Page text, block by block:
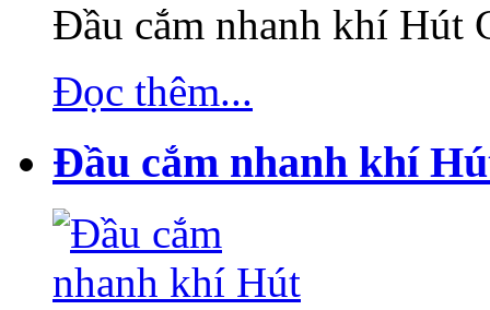
Đầu cắm nhanh khí Hút
Đọc thêm...
Đầu cắm nhanh khí